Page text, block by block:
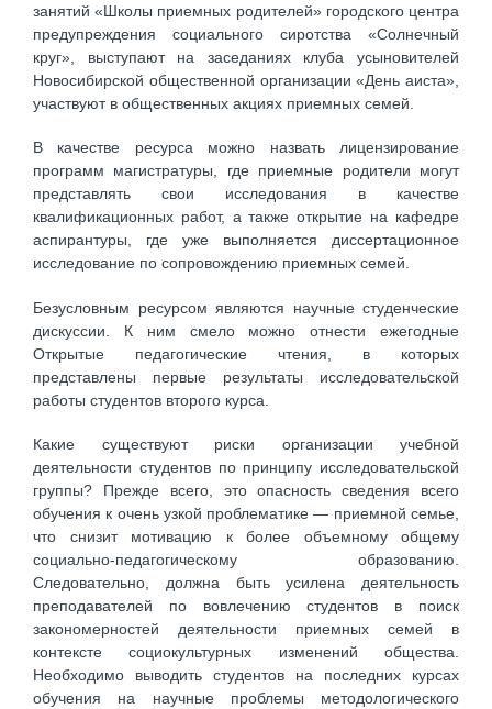
занятий «Школы приемных родителей» городского центра
предупреждения социального сиротства «Солнечный
круг», выступают на заседаниях клуба усыновителей
Новосибирской общественной организации «День аиста»,
участвуют в общественных акциях приемных семей.
В качестве ресурса можно назвать лицензирование
программ магистратуры, где приемные родители могут
представлять свои исследования в качестве
квалификационных работ, а также открытие на кафедре
аспирантуры, где уже выполняется диссертационное
исследование по сопровождению приемных семей.
Безусловным ресурсом являются научные студенческие
дискуссии. К ним смело можно отнести ежегодные
Открытые педагогические чтения, в которых
представлены первые результаты исследовательской
работы студентов второго курса.
Какие существуют риски организации учебной
деятельности студентов по принципу исследовательской
группы? Прежде всего, это опасность сведения всего
обучения к очень узкой проблематике — приемной семье,
что снизит мотивацию к более объемному общему
социально-педагогическому образованию.
Следовательно, должна быть усилена деятельность
преподавателей по вовлечению студентов в поиск
закономерностей деятельности приемных семей в
контексте социокультурных изменений общества.
Необходимо выводить студентов на последних курсах
обучения на научные проблемы методологического